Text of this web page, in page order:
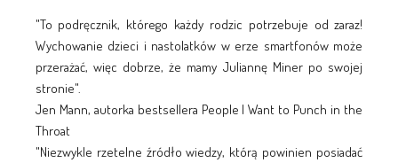
"To podręcznik, którego każdy rodzic potrzebuje od zaraz!
Wychowanie dzieci i nastolatków w erze smartfonów może
przerażać, więc dobrze, że mamy Juliannę Miner po swojej
stronie".
Jen Mann, autorka bestsellera People I Want to Punch in the
Throat
"Niezwykle rzetelne źródło wiedzy, którą powinien posiadać